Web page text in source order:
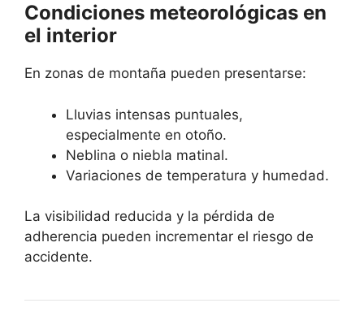
Condiciones meteorológicas en
el interior
En zonas de montaña pueden presentarse:
Lluvias intensas puntuales,
especialmente en otoño.
Neblina o niebla matinal.
Variaciones de temperatura y humedad.
La visibilidad reducida y la pérdida de
adherencia pueden incrementar el riesgo de
accidente.